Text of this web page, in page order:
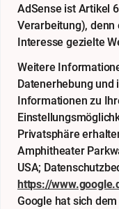
AdSense ist Artikel
Verarbeitung),
Interesse gezielte
Weitere
Datenerhebung
Informationen zu
Privatsphäre
Amphitheater
USA;
https://
Google hat sich